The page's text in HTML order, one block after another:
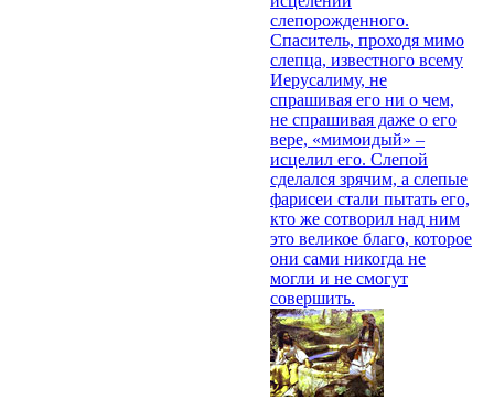
слепорожденного.
Спаситель, проходя мимо
слепца, известного всему
Иерусалиму, не
спрашивая его ни о чем,
не спрашивая даже о его
вере, «мимоидый» –
исцелил его. Слепой
сделался зрячим, а слепые
фарисеи стали пытать его,
кто же сотворил над ним
это великое благо, которое
они сами никогда не
могли и не смогут
совершить.